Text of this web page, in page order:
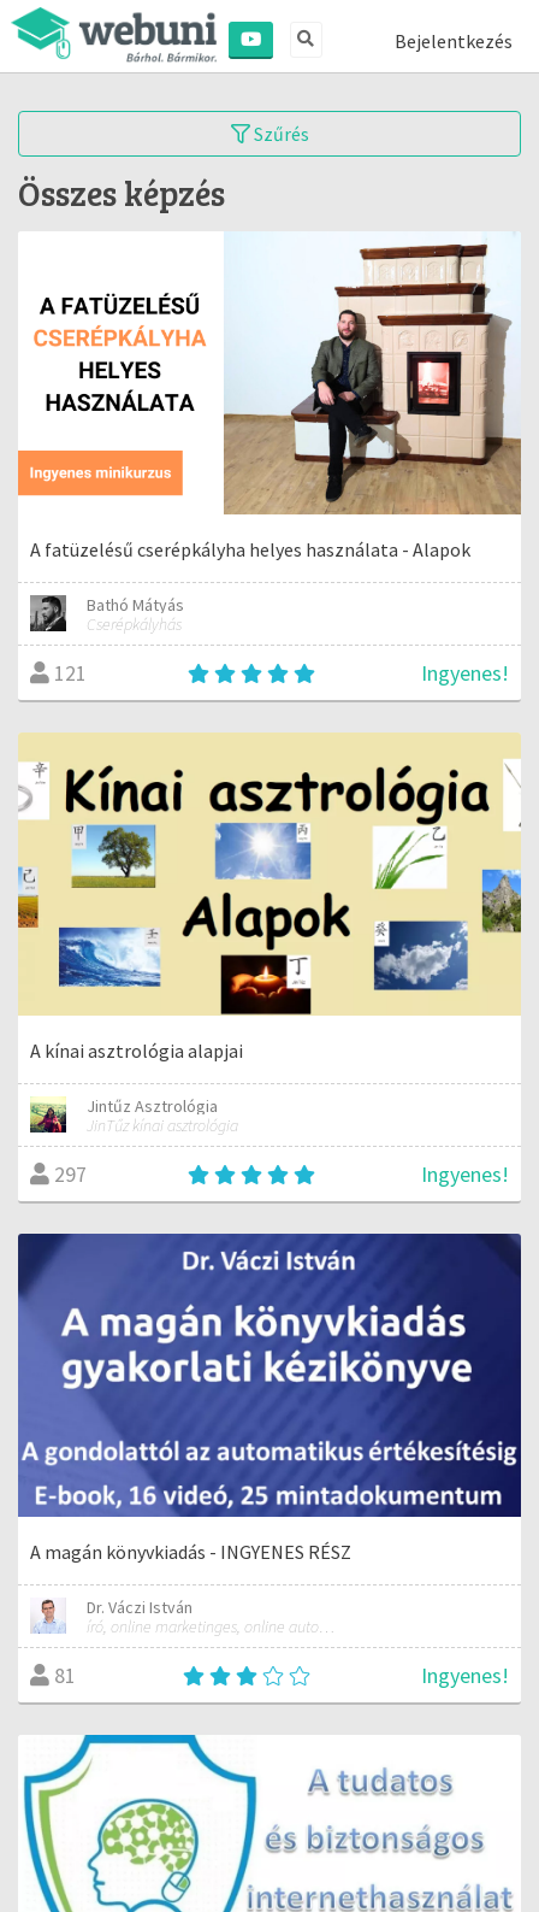
Bejelentkezés
Szűrés
Összes képzés
A fatüzelésű cserépkályha helyes használata - Alapok
Bathó Mátyás
Cserépkályhás
121 Ingyenes!
A kínai asztrológia alapjai
Jintűz Asztrológia
JinTűz kínai asztrológia
297 Ingyenes!
A magán könyvkiadás - INGYENES RÉSZ
Dr. Váczi István
író, online marketinges, online automatizálási szakember
81 Ingyenes!